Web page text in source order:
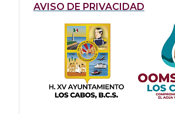
AVISO DE PRIVACIDAD